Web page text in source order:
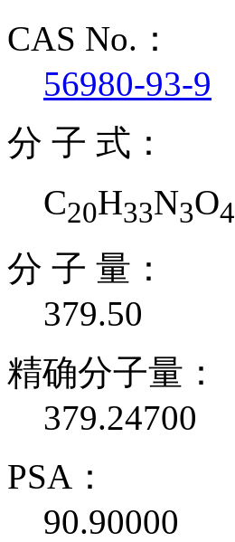
CAS No.：
56980-93-9
分 子 式：
C20H33N3O4
分 子 量：
379.50
精确分子量：
379.24700
PSA：
90.90000